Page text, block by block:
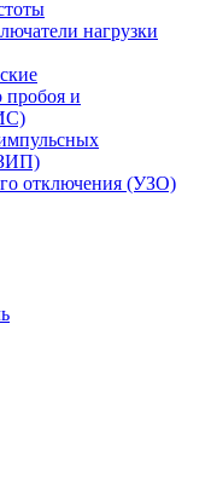
нагрузки
пробоя и
отключения (УЗО)